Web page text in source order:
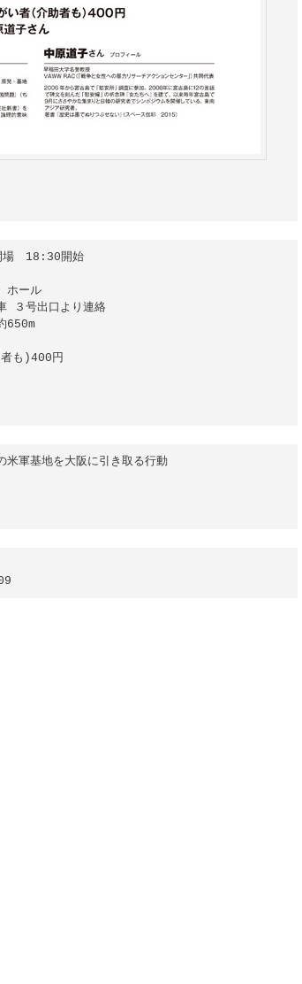
　18:30開始
ホール
３号出口より連絡
650m
も)400円
米軍基地を大阪に引き取る行動